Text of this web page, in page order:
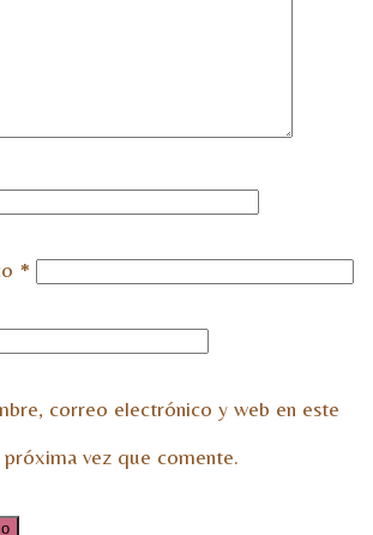
*
correo electrónico y web en este
próxima vez que comente.